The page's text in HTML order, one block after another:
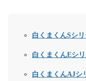
白くまくんSシ
白くまくんEシ
白くまくんAJシ